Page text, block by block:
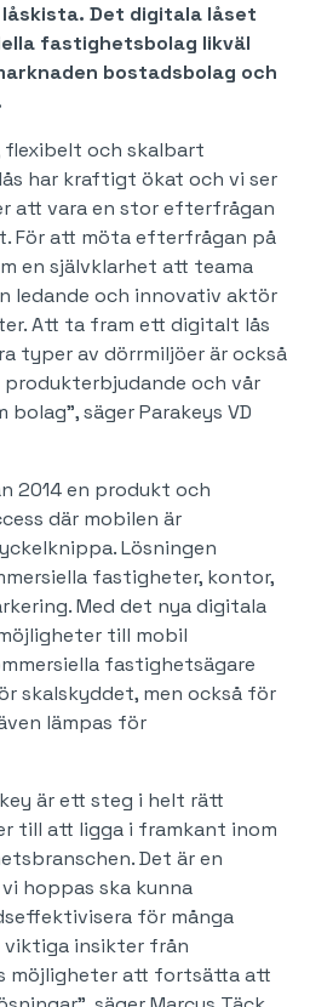
Det digitala låset
fastighetsbolag likväl
bostadsbolag och
flexibelt och skalbart
har kraftigt ökat och vi ser
att vara en stor efterfrågan
För att möta efterfrågan på
en självklarhet att teama
ledande och innovativ aktör
Att ta fram ett digitalt lås
typer av dörrmiljöer är också
och vår
säger Parakeys VD
2014 en produkt och
där mobilen är
Lösningen
fastigheter, kontor,
Med det nya digitala
till mobil
fastighetsägare
skalskyddet, men också för
lämpas för
är ett steg i helt rätt
till att ligga i framkant inom
Det är en
hoppas ska kunna
för många
viktiga insikter från
möjligheter att fortsätta att